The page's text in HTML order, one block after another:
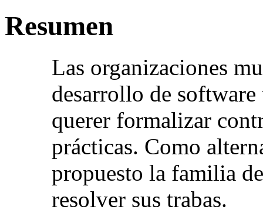
Resumen
Las organizaciones
desarrollo de
querer formalizar
prácticas. Como
propuesto la familia
resolver sus trabas.